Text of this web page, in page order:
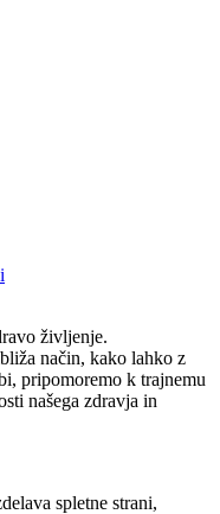
življenje.
način, kako lahko z
pripomoremo k trajnemu
našega zdravja in
spletne strani,